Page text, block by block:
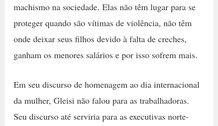
machismo na sociedade. Elas não têm lugar para se
proteger quando são vítimas de violência, não têm
onde deixar seus filhos devido à falta de creches,
ganham os menores salários e por isso sofrem mais.
Em seu discurso de homenagem ao dia internacional
da mulher, Gleisi não falou para as trabalhadoras.
Seu discurso até serviria para as executivas norte-